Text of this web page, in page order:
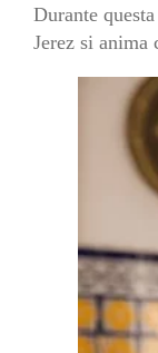
Durante
Jerez si anima